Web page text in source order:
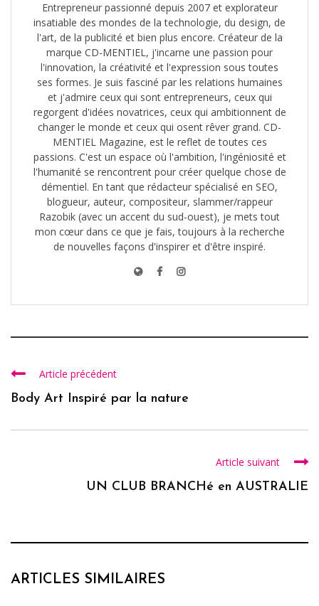
Entrepreneur passionné depuis 2007 et explorateur
insatiable des mondes de la technologie, du design, de
l'art, de la publicité et bien plus encore. Créateur de la
marque CD-MENTIEL, j'incarne une passion pour
l'innovation, la créativité et l'expression sous toutes
ses formes. Je suis fasciné par les relations humaines
et j'admire ceux qui sont entrepreneurs, ceux qui
regorgent d'idées novatrices, ceux qui ambitionnent de
changer le monde et ceux qui osent rêver grand. CD-
MENTIEL Magazine, est le reflet de toutes ces
passions. C'est un espace où l'ambition, l'ingéniosité et
l'humanité se rencontrent pour créer quelque chose de
démentiel. En tant que rédacteur spécialisé en SEO,
blogueur, auteur, compositeur, slammer/rappeur
Razobik (avec un accent du sud-ouest), je mets tout
mon cœur dans ce que je fais, toujours à la recherche
de nouvelles façons d'inspirer et d'être inspiré.
Article précédent
Body Art Inspiré par la nature
Article suivant
UN CLUB BRANCHé en AUSTRALIE
ARTICLES SIMILAIRES